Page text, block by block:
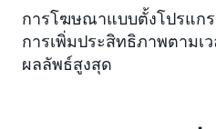
การโฆษณาแบบตั้งโปรแก
การเพิ่มประสิทธิภาพตามเ
ผลลัพธ์สูงสุด